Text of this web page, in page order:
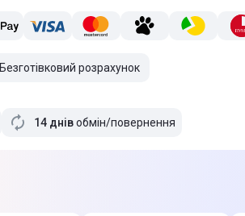
Безготівковий розрахунок
14 днівобмін/повернення